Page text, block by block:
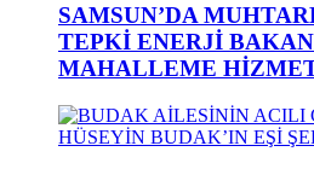
SAMSUN’DA
TEPKİ ENERJİ
MAHALLEME